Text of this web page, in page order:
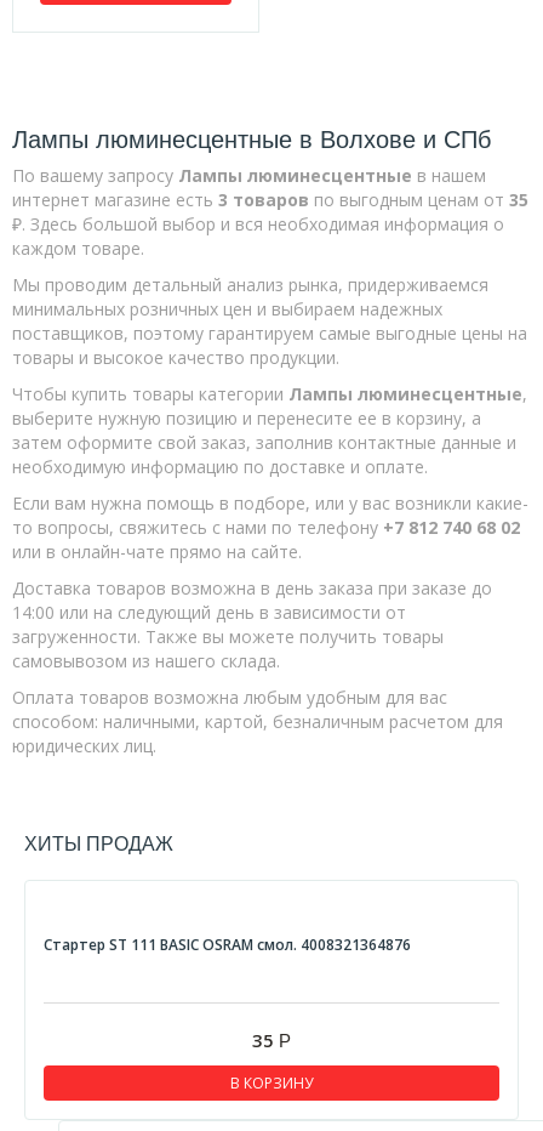
Патроны
Лампы люминесцентные
Прожекторы
Фотореле,датчики движения
Фонари
Светильники
Счетчики
Щиты и боксы
DIN рейка,шины
Аксессуары и антенны
Батарейки
Лампы люминесцентные в Волхове и СПб
По вашему запросу Лампы люминесцентные в нашем
интернет магазине есть 3 товаров по выгодным ценам от 35
₽. Здесь большой выбор и вся необходимая информация о
каждом товаре.
Мы проводим детальный анализ рынка, придерживаемся
минимальных розничных цен и выбираем надежных
поставщиков, поэтому гарантируем самые выгодные цены на
товары и высокое качество продукции.
Чтобы купить товары категории Лампы люминесцентные,
выберите нужную позицию и перенесите ее в корзину, а
затем оформите свой заказ, заполнив контактные данные и
необходимую информацию по доставке и оплате.
Если вам нужна помощь в подборе, или у вас возникли какие-
то вопросы, свяжитесь с нами по телефону +7 812 740 68 02
или в онлайн-чате прямо на сайте.
Доставка товаров возможна в день заказа при заказе до
14:00 или на следующий день в зависимости от
загруженности. Также вы можете получить товары
самовывозом из нашего склада.
Оплата товаров возможна любым удобным для вас
способом: наличными, картой, безналичным расчетом для
юридических лиц.
ХИТЫ ПРОДАЖ
Стартер ST 111 BASIC OSRAM смол. 4008321364876
35 Р
В КОРЗИНУ